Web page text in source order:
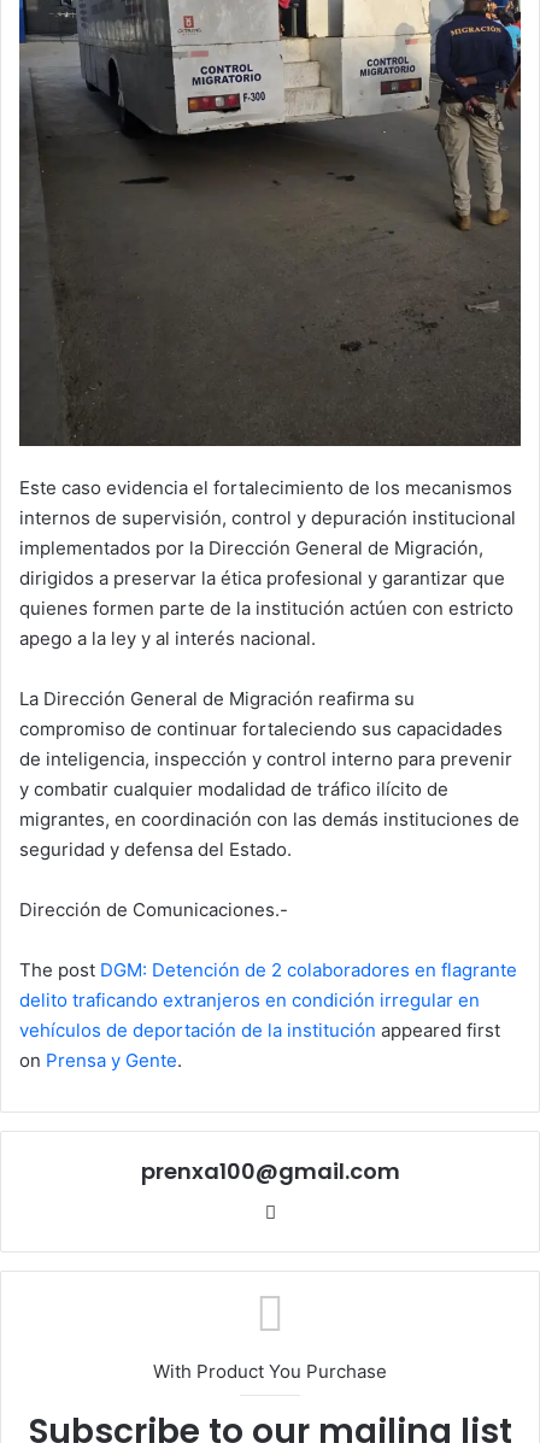
Este caso evidencia el fortalecimiento de los mecanismos
internos de supervisión, control y depuración institucional
implementados por la Dirección General de Migración,
dirigidos a preservar la ética profesional y garantizar que
quienes formen parte de la institución actúen con estricto
apego a la ley y al interés nacional.
La Dirección General de Migración reafirma su
compromiso de continuar fortaleciendo sus capacidades
de inteligencia, inspección y control interno para prevenir
y combatir cualquier modalidad de tráfico ilícito de
migrantes, en coordinación con las demás instituciones de
seguridad y defensa del Estado.
Dirección de Comunicaciones.-
The post DGM: Detención de 2 colaboradores en flagrante
delito traficando extranjeros en condición irregular en
vehículos de deportación de la institución appeared first
on Prensa y Gente.
prenxa100@gmail.com
With Product You Purchase
Subscribe to our mailing list